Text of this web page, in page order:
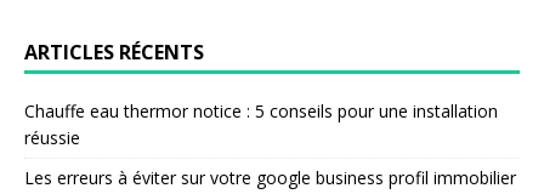
ARTICLES RÉCENTS
Chauffe eau thermor notice : 5 conseils pour une installation
réussie
Les erreurs à éviter sur votre google business profil immobilier